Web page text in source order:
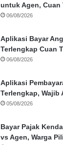
untuk Agen, Cuan
06/08/2026
Aplikasi Bayar
Terlengkap Cuan
06/08/2026
Aplikasi
Terlengkap, Wajib
05/08/2026
Bayar Pajak
vs Agen, Warga